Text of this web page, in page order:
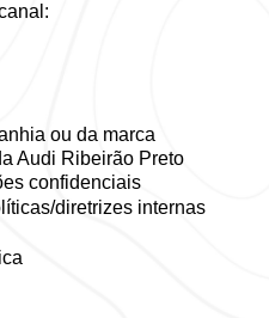
ou da marca
Audi Ribeirão Preto
confidenciais
diretrizes internas